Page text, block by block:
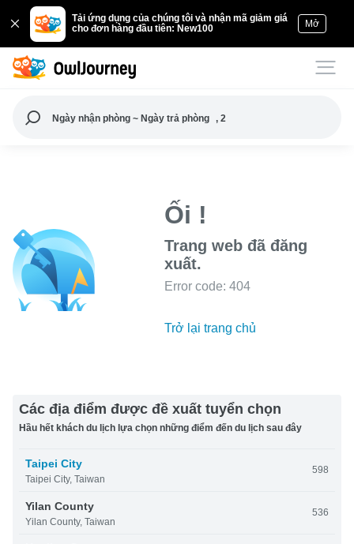
Tải ứng dụng của chúng tôi và nhận mã giảm giá
cho đơn hàng đầu tiên: New100
Mở
Ngày nhận phòng ~ Ngày trả phòng , 2
Ối !
Trang web đã đăng
xuất.
Error code: 404
Trở lại trang chủ
Các địa điểm được đề xuất tuyển chọn
Hầu hết khách du lịch lựa chọn những điểm đến du lịch sau đây
Taipei City
Taipei City, Taiwan
598
Yilan County
Yilan County, Taiwan
536